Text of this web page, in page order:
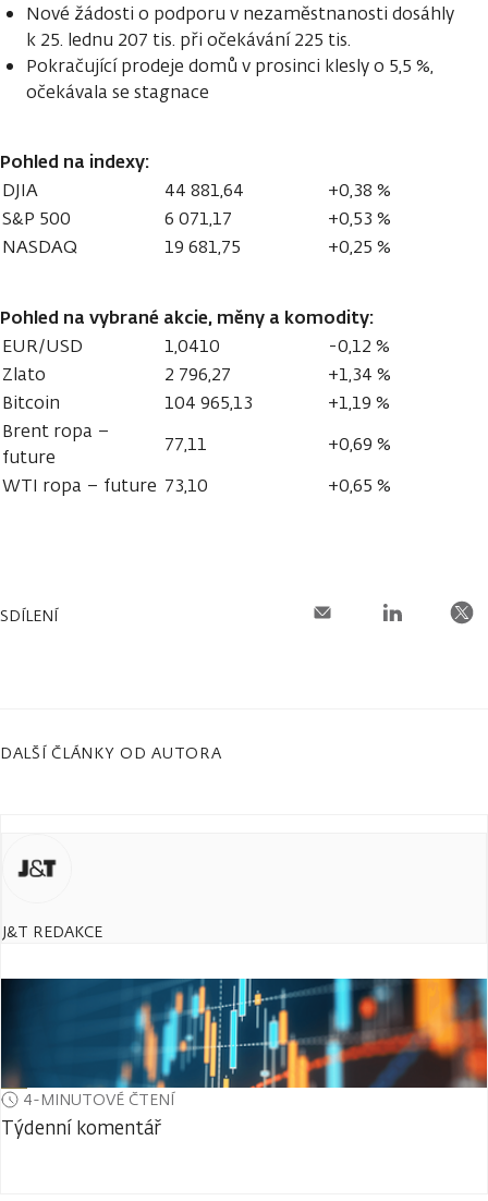
Nové žádosti o podporu v nezaměstnanosti dosáhly
k 25. lednu 207 tis. při očekávání 225 tis.
Pokračující prodeje domů v prosinci klesly o 5,5 %,
očekávala se stagnace
Pohled na indexy:
DJIA 44 881,64
+0,38 %
S&P 500
6 071,17
+0,53 %
NASDAQ
19 681,75 +0,25 %
Pohled na vybrané akcie, měny a komodity:
EUR/USD 1,0410
-0,12 %
Zlato
2 796,27
+1,34 %
Bitcoin
104 965,13
+1,19 %
Brent ropa –
future
77,11
+0,69 %
WTI ropa – future 73,10 +0,65 %
SDÍLENÍ
DALŠÍ ČLÁNKY OD AUTORA
J&T REDAKCE
4-MINUTOVÉ ČTENÍ
Týdenní komentář